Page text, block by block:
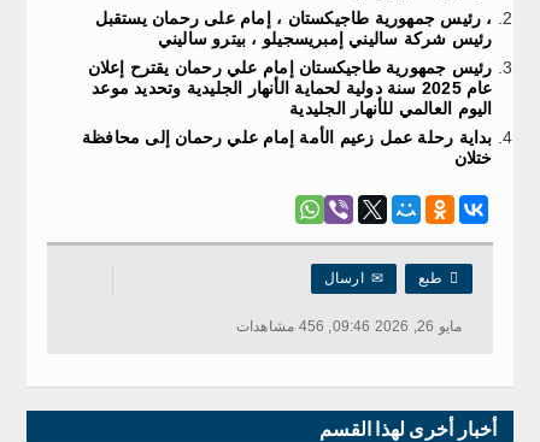
، رئيس جمهورية طاجيكستان ، إمام على رحمان يستقبل
رئيس شركة ساليني إمبريسجيلو ، بيترو ساليني
رئيس جمهورية طاجيكستان إمام علي رحمان يقترح إعلان
عام 2025 سنة دولية لحماية الأنهار الجليدية وتحديد موعد
اليوم العالمي للأنهار الجليدية
بداية رحلة عمل زعيم الأمة إمام علي رحمان إلى محافظة
ختلان
 طبع ✉ارسال
مايو 26, 2026 09:46, 456 مشاهدات
أخبار أخرى لهذا القسم